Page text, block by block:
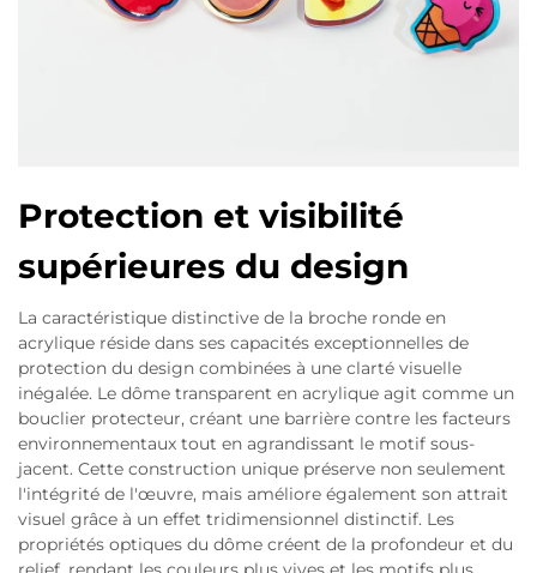
Protection et visibilité
supérieures du design
La caractéristique distinctive de la broche ronde en
acrylique réside dans ses capacités exceptionnelles de
protection du design combinées à une clarté visuelle
inégalée. Le dôme transparent en acrylique agit comme un
bouclier protecteur, créant une barrière contre les facteurs
environnementaux tout en agrandissant le motif sous-
jacent. Cette construction unique préserve non seulement
l'intégrité de l'œuvre, mais améliore également son attrait
visuel grâce à un effet tridimensionnel distinctif. Les
propriétés optiques du dôme créent de la profondeur et du